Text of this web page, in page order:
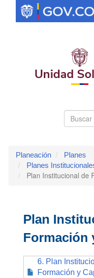
contenido
Buscar
Planeación
Planes
Planes
Plan Institucional de
Plan
Formación
6. Plan
Formación y